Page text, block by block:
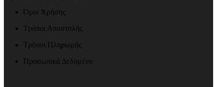
Όροι Χρήσης
Τρόποι Αποστολής
Τρόποι Πληρωμής
Προσωπικά Δεδομένα